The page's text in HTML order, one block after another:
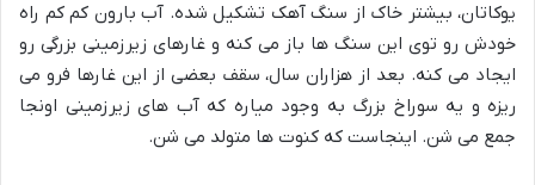
یوکاتان، بیشتر خاک از سنگ آهک تشکیل شده. آب بارون کم کم راه
خودش رو توی این سنگ ها باز می کنه و غارهای زیرزمینی بزرگی رو
ایجاد می کنه. بعد از هزاران سال، سقف بعضی از این غارها فرو می
ریزه و یه سوراخ بزرگ به وجود میاره که آب های زیرزمینی اونجا
جمع می شن. اینجاست که کنوت ها متولد می شن.